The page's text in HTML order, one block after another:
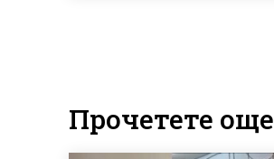
Прочетете още